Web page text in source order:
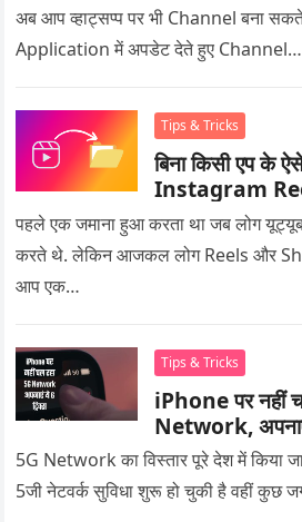
अब आप व्हाट्सप्प पर भी Channel बना
Application में अपडेट देते हुए Channel…
Tips & Tricks
बिना किसी एप
Instagram
पहले एक जमाना हुआ करता था जब लोग
करते थे. लेकिन आजकल लोग Reels और
आप एक…
Tips & Tricks
iPhone पर नहीं
Network,
5G Network का विस्तार पूरे देश में किया
5जी नेटवर्क सुविधा शुरू हो चुकी है वहीं कुछ